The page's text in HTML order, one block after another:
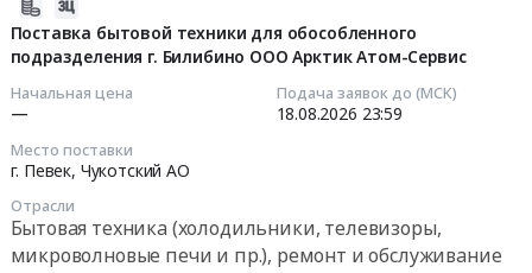
Поставка бытовой техники для обособленного
подразделения г. Билибино ООО Арктик Атом-Сервис
Начальная цена
—
Подача заявок до (МСК)
18.08.2026 23:59
Место поставки
г. Певек, Чукотский АО
Отрасли
Бытовая техника (холодильники, телевизоры,
микроволновые печи и пр.), ремонт и обслуживание